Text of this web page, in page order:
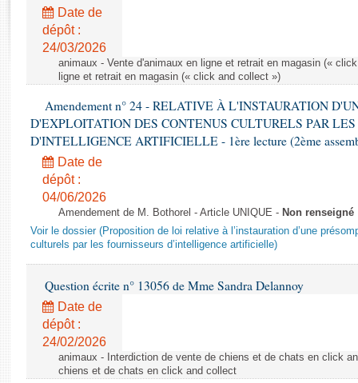
Rapports législatifs
Rapports sur l'application des lois
Baromètre de l’application des lois
Dossiers législatifs
Budget et sécurité sociale
Questions écrites et orales
Comptes rendus des débats
Date de
dépôt :
24/03/2026
animaux - Vente d'animaux en ligne et retrait en magasin («
ligne et retrait en magasin (« click and collect »)
Amendement n° 24 - RELATIVE À L'INSTAURATION
D'EXPLOITATION DES CONTENUS CULTURELS PAR LES
D'INTELLIGENCE ARTIFICIELLE - 1ère lecture (2ème
Date de
dépôt :
04/06/2026
Amendement de M. Bothorel - Article UNIQUE - Non renseigné
Voir le dossier (Proposition de loi relative à l’instauration d’une
culturels par les fournisseurs d’intelligence artificielle)
Question écrite n° 13056 de Mme Sandra Delannoy
Date de
dépôt :
24/02/2026
animaux - Interdiction de vente de chiens et de chats en click
chiens et de chats en click and collect